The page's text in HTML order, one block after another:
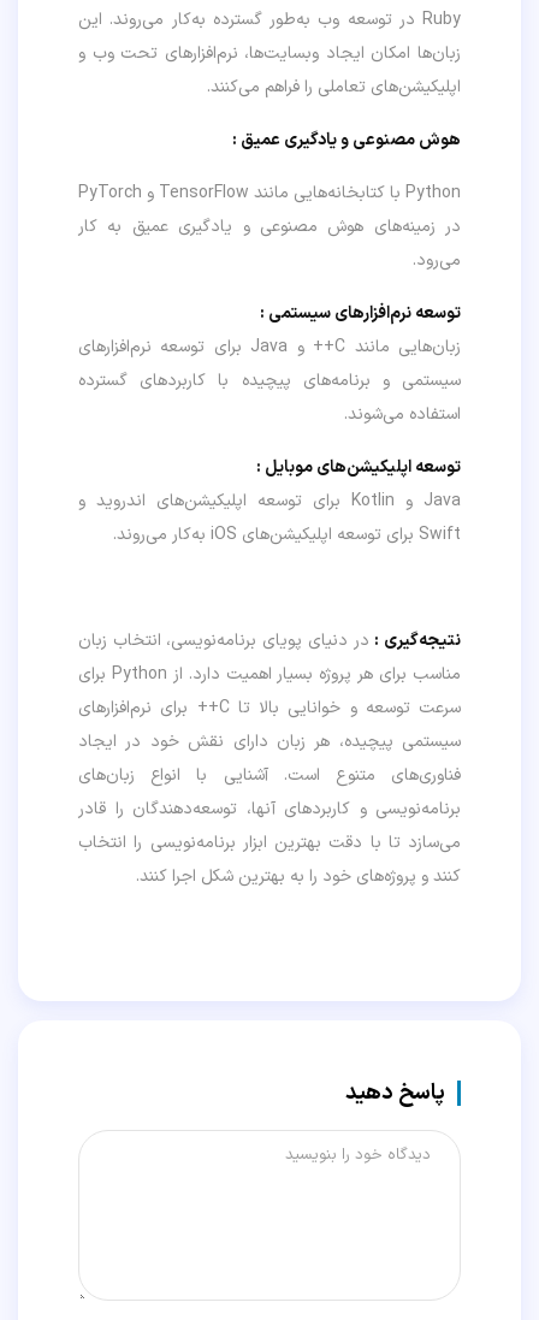
Ruby در توسعه وب به‌طور گسترده به‌کار می‌روند. این
زبان‌ها امکان ایجاد وبسایت‌ها، نرم‌افزارهای تحت وب و
اپلیکیشن‌های تعاملی را فراهم می‌کنند.
هوش مصنوعی و یادگیری عمیق :
Python با کتابخانه‌هایی مانند TensorFlow و PyTorch
در زمینه‌های هوش مصنوعی و یادگیری عمیق به کار
می‌رود.
توسعه نرم‌افزارهای سیستمی :
زبان‌هایی مانند C++ و Java برای توسعه نرم‌افزارهای
سیستمی و برنامه‌های پیچیده با کاربردهای گسترده
استفاده می‌شوند.
توسعه اپلیکیشن‌های موبایل :
Java و Kotlin برای توسعه اپلیکیشن‌های اندروید و
Swift برای توسعه اپلیکیشن‌های iOS به‌کار می‌روند.
نتیجه‌گیری : در دنیای پویای برنامه‌نویسی، انتخاب زبان
مناسب برای هر پروژه بسیار اهمیت دارد. از Python برای
سرعت توسعه و خوانایی بالا تا C++ برای نرم‌افزارهای
سیستمی پیچیده، هر زبان دارای نقش خود در ایجاد
فناوری‌های متنوع است. آشنایی با انواع زبان‌های
برنامه‌نویسی و کاربردهای آنها، توسعه‌دهندگان را قادر
می‌سازد تا با دقت بهترین ابزار برنامه‌نویسی را انتخاب
کنند و پروژه‌های خود را به بهترین شکل اجرا کنند.
پاسخ دهید